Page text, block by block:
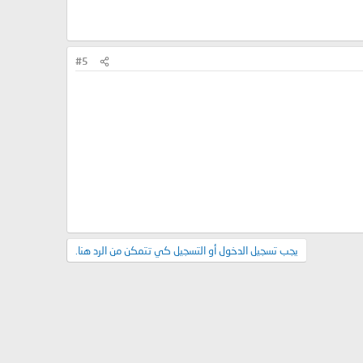
#5
يجب تسجيل الدخول أو التسجيل كي تتمكن من الرد هنا.